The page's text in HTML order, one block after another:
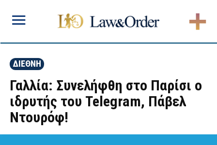
ΔΙΕΘΝΗ
Γαλλία: Συνελήφθη στο Παρίσι ο
ιδρυτής του Telegram, Πάβελ
Ντουρόφ!